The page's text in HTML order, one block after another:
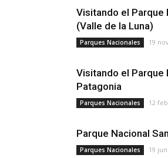
Visitando el Parque
(Valle de la Luna)
Parques Nacionales 19
Visitando el Parque
Patagonia
Parques Nacionales 12
Parque Nacional
Parques Nacionales 19